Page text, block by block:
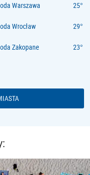
Warszawa
Wrocław
Zakopane